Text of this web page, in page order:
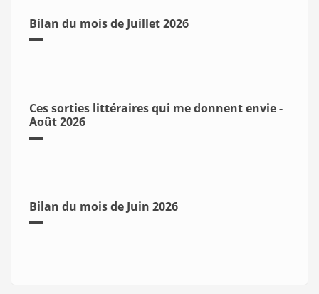
Bilan du mois de Juillet 2026
Ces sorties littéraires qui me donnent envie -
Août 2026
Bilan du mois de Juin 2026